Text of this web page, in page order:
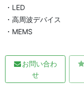
・LED
・高周波デバイス
・MEMS
お問い合わ
せ